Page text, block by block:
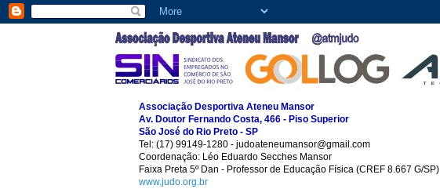
Associação Desportiva Ateneu Mansor
Av. Doutor Fernando Costa, 466 - Piso Superior
São José do Rio Preto - SP
Tel: (17) 99149-1280 - judoateneumansor@gmail.com
Coordenação: Léo Eduardo Secches Mansor
Faixa Preta 5º Dan - Professor de Educação Física (CREF 8.667 G/SP)
www.judo.org.br